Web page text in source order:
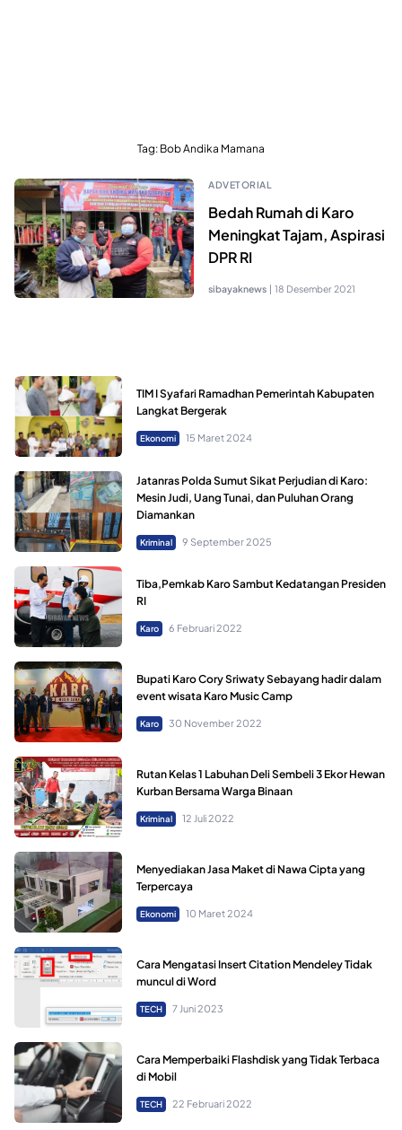
Tag: Bob Andika Mamana
ADVETORIAL
Bedah Rumah di Karo
Meningkat Tajam, Aspirasi
DPR RI
sibayaknews | 18 Desember 2021
TIM I Syafari Ramadhan Pemerintah Kabupaten
Langkat Bergerak
Ekonomi 15 Maret 2024
Jatanras Polda Sumut Sikat Perjudian di Karo:
Mesin Judi, Uang Tunai, dan Puluhan Orang
Diamankan
Kriminal 9 September 2025
Tiba,Pemkab Karo Sambut Kedatangan Presiden
RI
Karo 6 Februari 2022
Bupati Karo Cory Sriwaty Sebayang hadir dalam
event wisata Karo Music Camp
Karo 30 November 2022
Rutan Kelas 1 Labuhan Deli Sembeli 3 Ekor Hewan
Kurban Bersama Warga Binaan
Kriminal 12 Juli 2022
Menyediakan Jasa Maket di Nawa Cipta yang
Terpercaya
Ekonomi 10 Maret 2024
Cara Mengatasi Insert Citation Mendeley Tidak
muncul di Word
TECH 7 Juni 2023
Cara Memperbaiki Flashdisk yang Tidak Terbaca
di Mobil
TECH 22 Februari 2022